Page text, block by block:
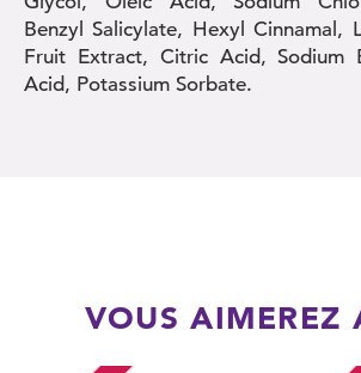
Benzyl Salicylate, Hexyl Cinnamal,
Fruit Extract, Citric Acid, Sodium
Acid, Potassium Sorbate.
VOUS AIMEREZ